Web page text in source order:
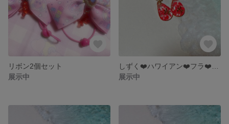
リボン2個セット
展示中
展示中